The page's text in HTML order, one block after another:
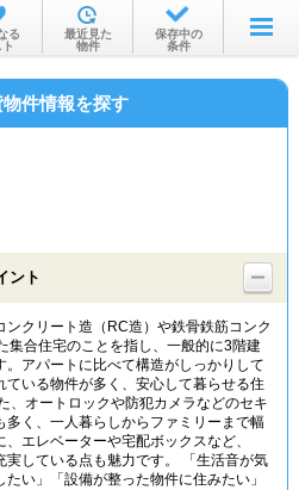
屋を探す
沿線・駅から
物件特集から
TOP
る
最近見た
物件
保存中の
条件
件情報を探す
ント
クリート造（RC造）や鉄骨鉄筋コンク
集合住宅のことを指し、一般的に3階建
アパートに比べて構造がしっかりして
ている物件が多く、安心して暮らせる住
、オートロックや防犯カメラなどのセキ
多く、一人暮らしからファミリーまで幅
エレベーターや宅配ボックスなど、
実している点も魅力です。 「生活音が気
い」「設備が整った物件に住みたい」